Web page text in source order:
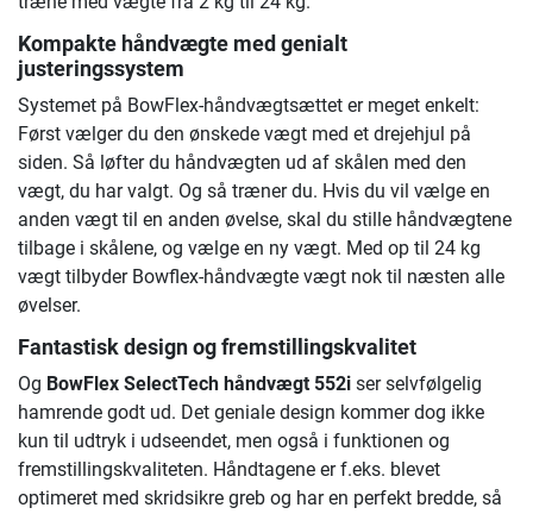
Kompakte håndvægte med genialt
justeringssystem
Systemet på BowFlex-håndvægtsættet er meget enkelt:
Først vælger du den ønskede vægt med et drejehjul på
siden. Så løfter du håndvægten ud af skålen med den
vægt, du har valgt. Og så træner du. Hvis du vil vælge en
anden vægt til en anden øvelse, skal du stille håndvægtene
tilbage i skålene, og vælge en ny vægt. Med op til 24 kg
vægt tilbyder Bowflex-håndvægte vægt nok til næsten alle
øvelser.
Fantastisk design og fremstillingskvalitet
Og BowFlex SelectTech håndvægt 552i ser selvfølgelig
hamrende godt ud. Det geniale design kommer dog ikke
kun til udtryk i udseendet, men også i funktionen og
fremstillingskvaliteten. Håndtagene er f.eks. blevet
optimeret med skridsikre greb og har en perfekt bredde, så